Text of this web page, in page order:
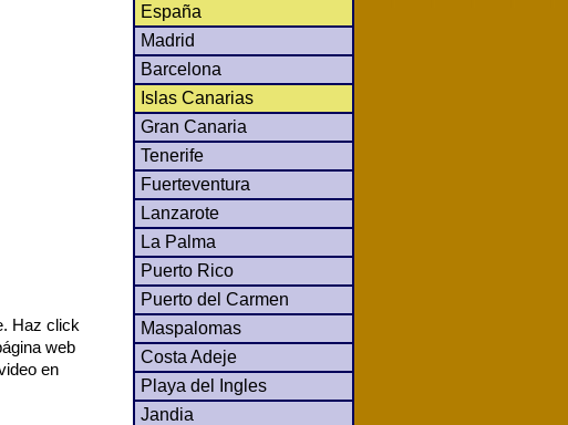
Haz click
web
en
España
Madrid
Barcelona
Islas Canarias
Gran Canaria
Tenerife
Fuerteventura
Lanzarote
La Palma
Puerto Rico
Puerto del Carmen
Maspalomas
Costa Adeje
Playa del Ingles
Jandia